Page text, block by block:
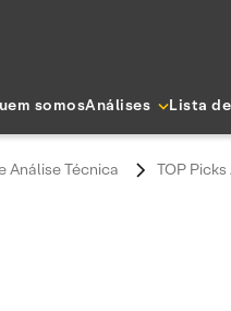
somosAnálises Lista
Análise Técnica TOP